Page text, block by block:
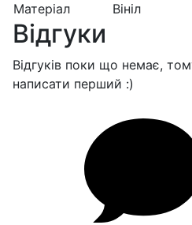
Матеріал
Вініл
Відгуки
Відгуків поки що немає,
написати перший :)